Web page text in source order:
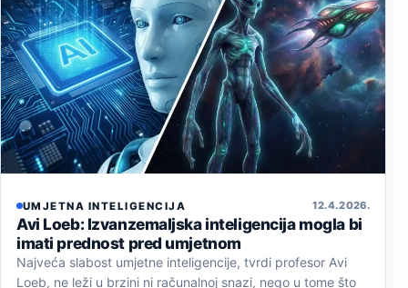
UMJETNA INTELIGENCIJA 12. 4. 2026.
Avi Loeb: Izvanzemaljska inteligencija mogla bi
imati prednost pred umjetnom
Najveća slabost umjetne inteligencije, tvrdi profesor Avi
Loeb, ne leži u brzini ni računalnoj snazi, nego u tome što